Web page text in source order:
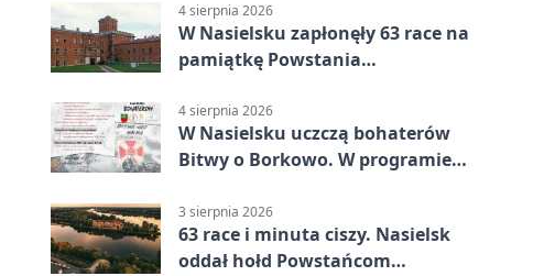
4 sierpnia 2026
W Nasielsku zapłonęły 63 race na
pamiątkę Powstania
4 sierpnia 2026
W Nasielsku uczczą bohaterów
Bitwy o Borkowo. W programie
3 sierpnia 2026
63 race i minuta ciszy. Nasielsk
oddał hołd Powstańcom